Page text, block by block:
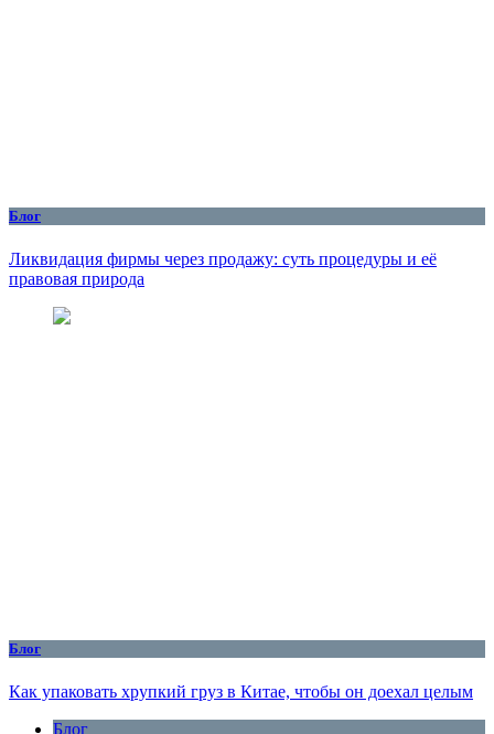
Блог
Ликвидация фирмы через продажу: суть процедуры и её
правовая природа
Блог
Как упаковать хрупкий груз в Китае, чтобы он доехал целым
Блог